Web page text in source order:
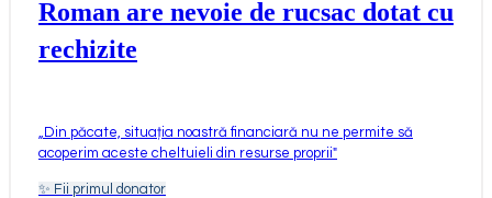
Roman are nevoie de rucsac dotat cu
rechizite
Din păcate, situația noastră financiară nu ne permite să
acoperim aceste cheltuieli din resurse proprii"
✨ Fii primul donator